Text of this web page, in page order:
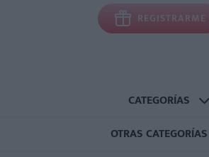
REGISTRARME
CATEGORÍAS
OTRAS CATEGORÍAS